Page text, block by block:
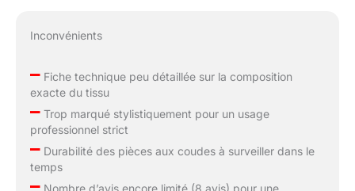
Inconvénients
–Fiche technique peu détaillée sur la composition
exacte du tissu
–Trop marqué stylistiquement pour un usage
professionnel strict
–Durabilité des pièces aux coudes à surveiller dans le
temps
–